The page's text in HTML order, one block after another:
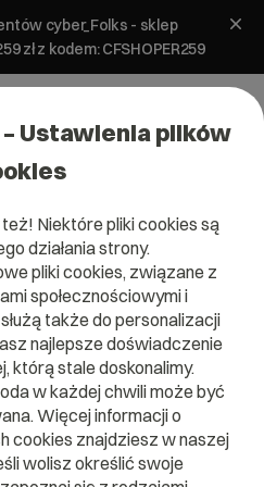
cyber_Folks - sklep
zł z kodem: CFSHOPER259
poczty»Ochrona
poczty e-
Bezpieczeństwo
poczty
Ustawienia plików
Niektóre pliki cookies są
działania strony.
pliki cookies, związane z
społecznościowymi i
także do personalizacji
najlepsze doświadczenie
którą stale doskonalimy.
w każdej chwili może być
Więcej informacji o
cookies znajdziesz w naszej
wolisz określić swoje